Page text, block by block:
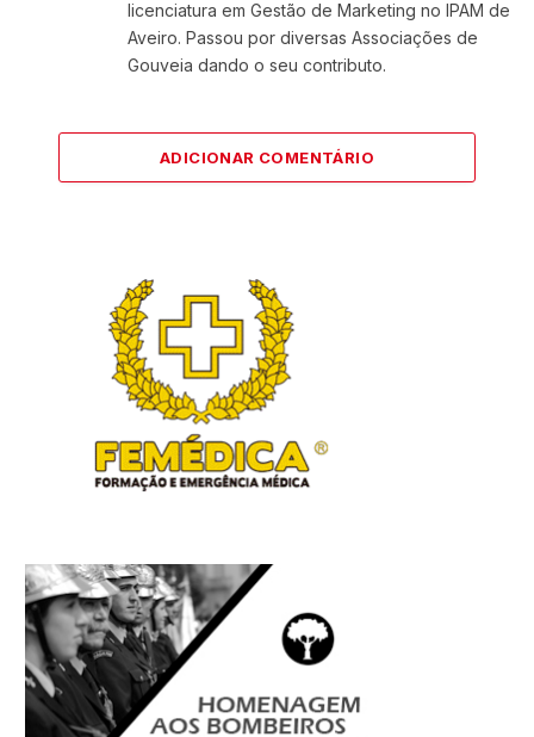
licenciatura em Gestão de Marketing no IPAM de
Aveiro. Passou por diversas Associações de
Gouveia dando o seu contributo.
ADICIONAR COMENTÁRIO